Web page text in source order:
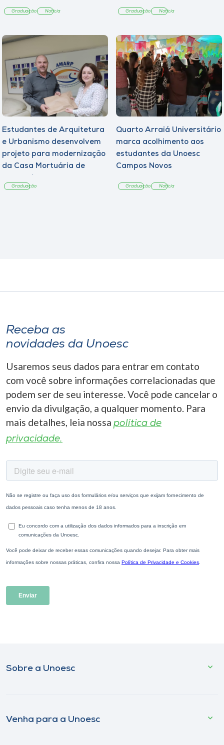
Graduação Notícia Graduação Notícia
Estudantes de Arquitetura
e Urbanismo desenvolvem
projeto para modernização
da Casa Mortuária de
Graduação
Quarto Arraiá Universitário
marca acolhimento aos
estudantes da Unoesc
Campos Novos
Graduação Notícia
Receba as
novidades da Unoesc
Usaremos seus dados para entrar em contato
com você sobre informações correlacionadas que
podem ser de seu interesse. Você pode cancelar o
envio da divulgação, a qualquer momento. Para
mais detalhes, leia nossa política de
privacidade.
Sobre a Unoesc
Venha para a Unoesc